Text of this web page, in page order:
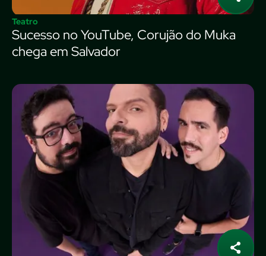
Teatro
Sucesso no YouTube, Corujão do Muka
chega em Salvador